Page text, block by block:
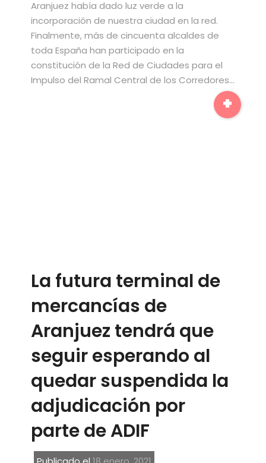
Aranjuez había dado luz verde a la
incorporación de nuestra ciudad en la red.
Finalmente, más de cincuenta alcaldes de
toda España han participado en la
constitución de la Red de Ciudades para el
Impulso del Ramal Central de los Corredores…
+
La futura terminal de
mercancías de
Aranjuez tendrá que
seguir esperando al
quedar suspendida la
adjudicación por
parte de ADIF